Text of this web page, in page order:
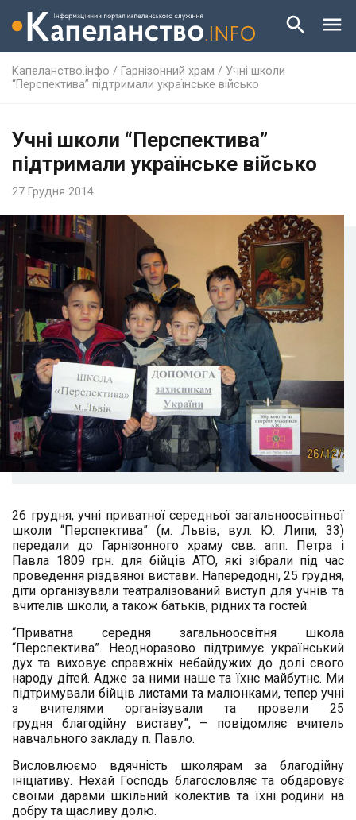
Капеланство.інфо / Гарнізонний храм / Учні школи
“Перспектива” підтримали українське військо
Учні школи “Перспектива”
підтримали українське військо
27 Грудня 2014
26 грудня, учні приватної середньої загальноосвітньої
школи “Перспектива” (м. Львів, вул. Ю. Липи, 33)
передали до Гарнізонного храму свв. апп. Петра і
Павла 1809 грн. для бійців АТО, які зібрали під час
проведення різдвяної вистави. Напередодні, 25 грудня,
діти організували театралізований виступ для учнів та
вчителів школи, а також батьків, рідних та гостей.
“Приватна середня загальноосвітня школа
“Перспектива”. Неодноразово підтримує український
дух та виховує справжніх небайдужих до долі свого
народу дітей. Адже за ними наше та їхнє майбутнє. Ми
підтримували бійців листами та малюнками, тепер учні
з вчителями організували та провели 25
грудня благодійну виставу”, – повідомляє вчитель
навчального закладу п. Павло.
Висловлюємо вдячність школярам за благодійну
ініціативу. Нехай Господь благословляє та обдаровує
своїми дарами шкільний колектив та їхні родини на
добру та щасливу долю.